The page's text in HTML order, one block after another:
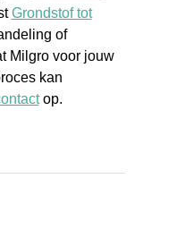
Grondstof tot
of
Milgro voor jouw
kan
op.